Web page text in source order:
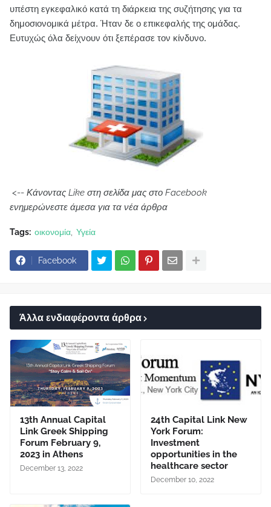
υπέστη εγκεφαλικό κατά τη διάρκεια της συζήτησης για τα
δημοσιονομικά μέτρα. Ήταν δε ο επικεφαλής της ομάδας.
Ευτυχώς όλα δείχνουν ότι ξεπέρασε τον κίνδυνο.
<-- Κάνοντας Like στη σελίδα μας στο Facebook
ενημερώνεστε άμεσα για τα νέα άρθρα
Tags: οικονομία Υγεία
Facebook
Άλλα ενδιαφέροντα άρθρα
13th Annual Capital
Link Greek Shipping
Forum February 9,
2023 in Athens
December 13, 2022
24th Capital Link New
York Forum:
Investment
opportunities in the
healthcare sector
December 10, 2022